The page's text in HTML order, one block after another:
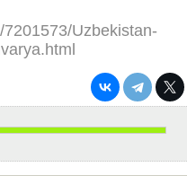
Uzbekistan-